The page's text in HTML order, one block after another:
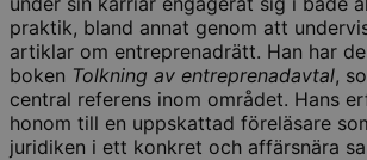
praktik, bland annat genom att
artiklar om entreprenadrätt. Han har
boken Tolkning av entreprenadavtal,
central referens inom området. Hans
honom till en uppskattad föreläsare
juridiken i ett konkret och affärsnära